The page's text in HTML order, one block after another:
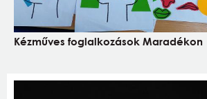
Kézműves foglalkozások Maradékon